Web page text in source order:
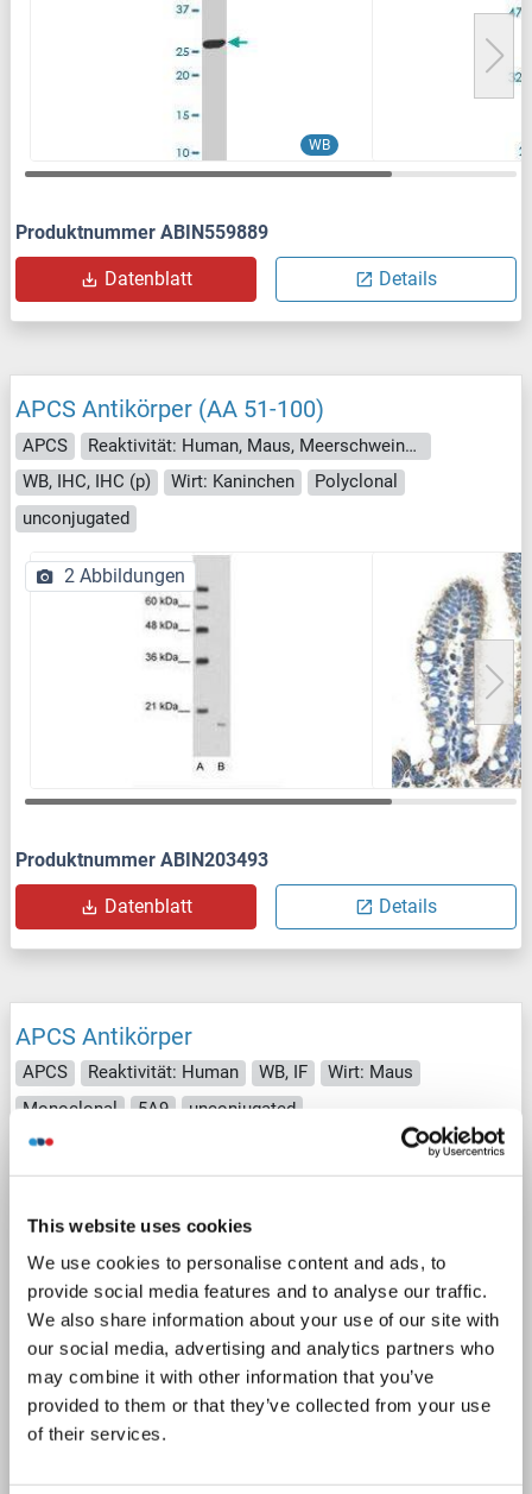
This website uses cookies
We use cookies to personalise content and ads, to
provide social media features and to analyse our traffic.
We also share information about your use of our site with
our social media, advertising and analytics partners who
may combine it with other information that you’ve
provided to them or that they’ve collected from your use
of their services.
WB
Produktnummer ABIN559889
Datenblatt Details
APCS Antikörper (AA 51-100)
APCS
Reaktivität: Human, Maus, Meerschweinchen, Schwein
WB, IHC, IHC (p)
Wirt: Kaninchen
Polyclonal
unconjugated
2 Abbildungen
Produktnummer ABIN203493
Datenblatt Details
APCS Antikörper
APCS Reaktivität: Human WB, IF
Wirt: Maus
Monoclonal
5A9 unconjugated